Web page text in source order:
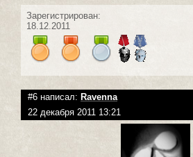
Зарегистрирован:
18.12.2011
#6 написал: Ravenna
22 декабря 2011 13:21